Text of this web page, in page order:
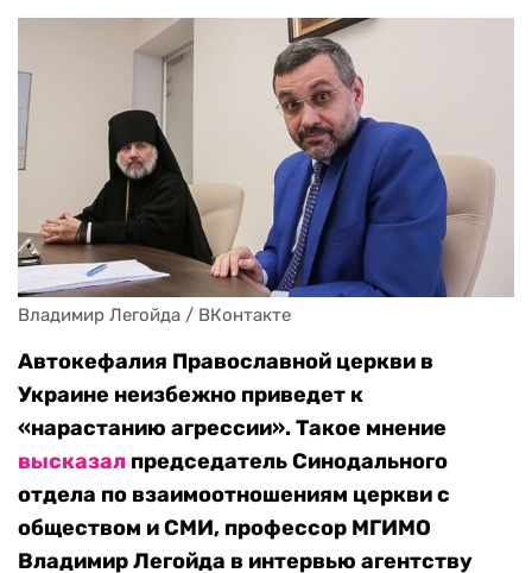
Владимир Легойда / ВКонтакте
Автокефалия Православной церкви в
Украине неизбежно приведет к
«нарастанию агрессии». Такое мнение
высказал председатель Синодального
отдела по взаимоотношениям церкви с
обществом и СМИ, профессор МГИМО
Владимир Легойда в интервью агентству